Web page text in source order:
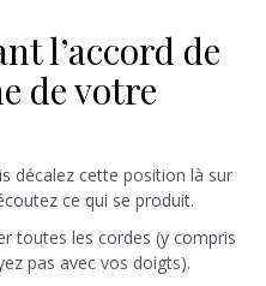
l’accord de
de votre
décalez cette position là sur
ce qui se produit.
toutes les cordes (y compris
pas avec vos doigts).